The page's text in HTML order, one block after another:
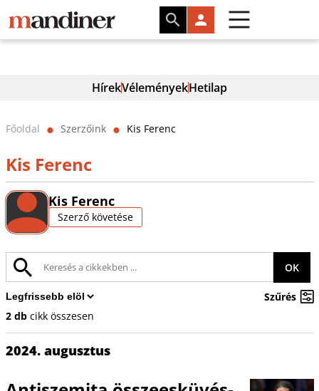
HírekVéleményekHetilap
Főoldal ⬤ Szerzőink ⬤ Kis Ferenc
Kis Ferenc
Kis Ferenc
Szerző követése
OK
Szűrés
2 dbcikk összesen
2024. augusztus